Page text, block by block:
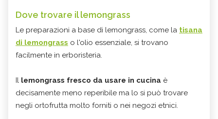
Dove trovare il lemongrass
Le preparazioni a base di lemongrass, come la tisana
di lemongrass o l'olio essenziale, si trovano
facilmente in erboristeria.
Il lemongrass fresco da usare in cucina è
decisamente meno reperibile ma lo si può trovare
negli ortofrutta molto forniti o nei negozi etnici.